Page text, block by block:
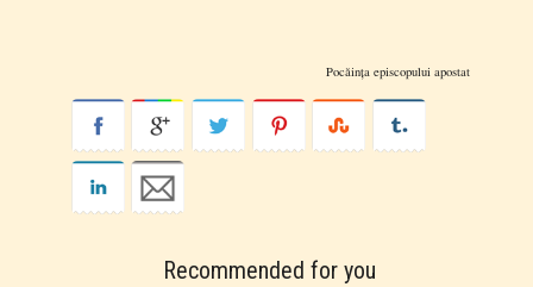
Pocăința episcopului apostat
Recommended for you